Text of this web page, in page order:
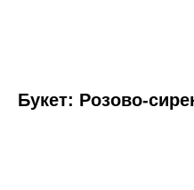
Букет: Розово-